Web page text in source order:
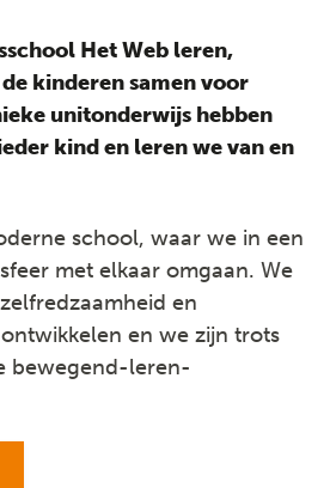
Het Web leren,
kinderen samen voor
unitonderwijs hebben
kind en leren we van en
school, waar we in een
met elkaar omgaan. We
en
en we zijn trots
bewegend-leren-